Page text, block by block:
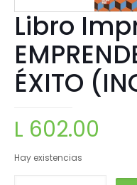
Libro
ÉXITO
L 602.00
Hay existencias